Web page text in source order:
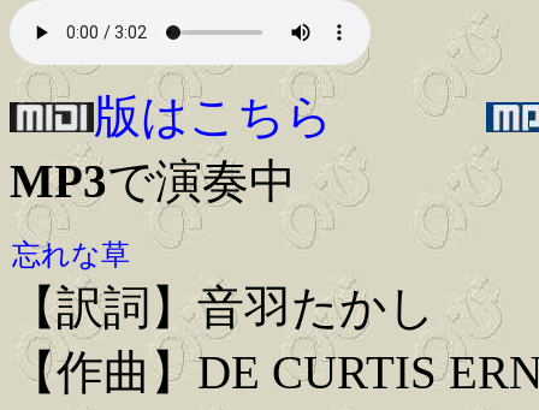
版はこちら
MP3で演奏中
忘れな草
【訳詞】音羽たかし
【作曲】DE CURTIS